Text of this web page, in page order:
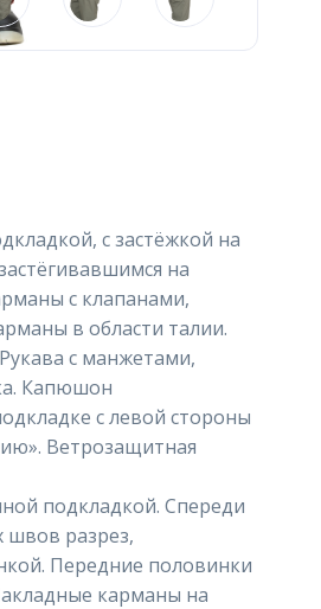
с застёжкой на
на
с клапанами,
в области талии.
с манжетами,
Капюшон
с левой стороны
Ветрозащитная
подкладкой. Спереди
швов разрез,
Передние половинки
карманы на